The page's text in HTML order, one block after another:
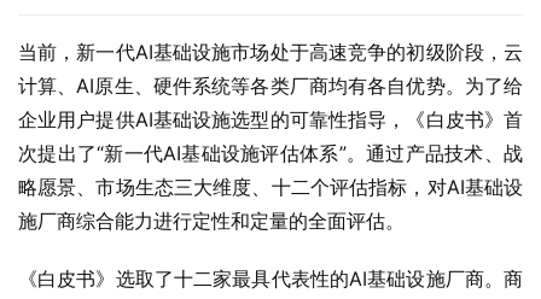
当前，新一代AI基础设施市场处于高速竞争的初级阶段，云
计算、AI原生、硬件系统等各类厂商均有各自优势。为了给
企业用户提供AI基础设施选型的可靠性指导，《白皮书》首
次提出了“新一代AI基础设施评估体系”。通过产品技术、战
略愿景、市场生态三大维度、十二个评估指标，对AI基础设
施厂商综合能力进行定性和定量的全面评估。
《白皮书》选取了十二家最具代表性的AI基础设施厂商。商